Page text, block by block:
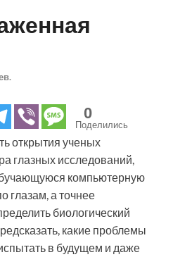
0
Поделились
открытия ученых
глазных исследований,
компьютерную
глазам, а точнее
биологический
какие проблемы
в будущем и даже